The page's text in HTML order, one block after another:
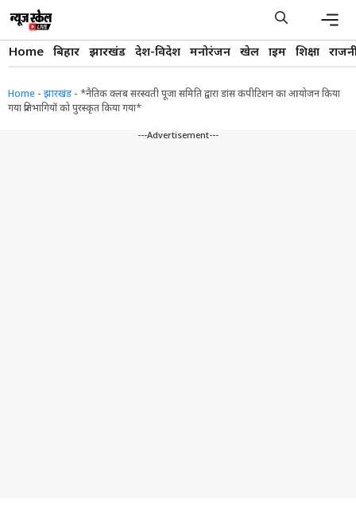
content
Home बिहार झारखंड देश-विदेश मनोरंजन खेल क्राइम शिक्षा
Home - झारखंड - *नैतिक क्लब सरस्वती पूजा समिति द्वारा डांस कंपीटिशन का आयोजन किया
गया प्रतिभागियों को पुरस्कृत किया गया*
---Advertisement---